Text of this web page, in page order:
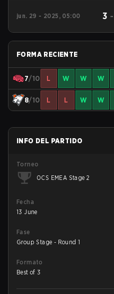
jun. 29 - 2025, 05:00 3 -
FORMA RECIENTE
7/10 L W W W
8/10 L L W W
INFO DEL PARTIDO
Torneo
OCS EMEA Stage 2
Fecha
13 June
Fase
Group Stage - Round 1
Formato
Best of 3